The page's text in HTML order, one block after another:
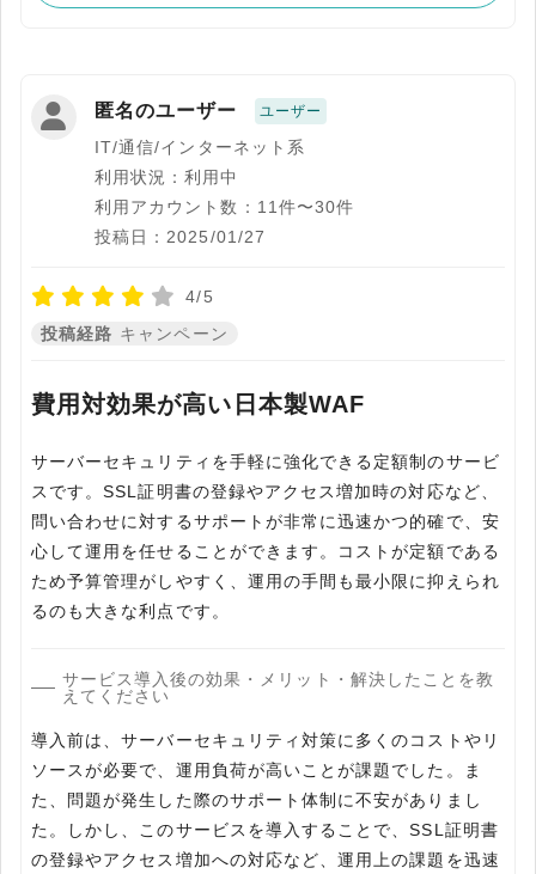
匿名のユーザー ユーザー
IT/通信/インターネット系
利用状況：利用中
利用アカウント数：11件〜30件
投稿日：2025/01/27
4/5
投稿経路 キャンペーン
費用対効果が高い日本製WAF
サーバーセキュリティを手軽に強化できる定額制のサービ
スです。SSL証明書の登録やアクセス増加時の対応など、
問い合わせに対するサポートが非常に迅速かつ的確で、安
心して運用を任せることができます。コストが定額である
ため予算管理がしやすく、運用の手間も最小限に抑えられ
るのも大きな利点です。
サービス導入後の効果・メリット・解決したことを教
えてください
導入前は、サーバーセキュリティ対策に多くのコストやリ
ソースが必要で、運用負荷が高いことが課題でした。ま
た、問題が発生した際のサポート体制に不安がありまし
た。しかし、このサービスを導入することで、SSL証明書
の登録やアクセス増加への対応など、運用上の課題を迅速